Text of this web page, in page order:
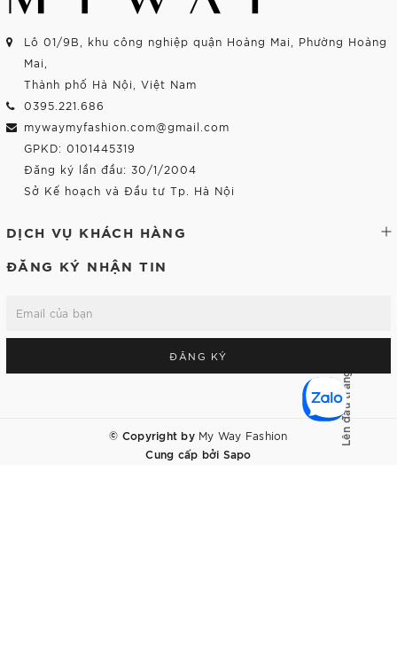
Lô 01/9B, khu công nghiệp quận Hoàng Mai, Phường Hoàng
Mai,
Thành phố Hà Nội, Việt Nam
0395.221.686
mywaymyfashion.com@gmail.com
GPKD: 0101445319
Đăng ký lần đầu: 30/1/2004
Sở Kế hoạch và Đầu tư Tp. Hà Nội
DỊCH VỤ KHÁCH HÀNG
ĐĂNG KÝ NHẬN TIN
ĐĂNG KÝ
© Copyright by My Way Fashion
Cung cấp bởi Sapo
Lên đầu trang